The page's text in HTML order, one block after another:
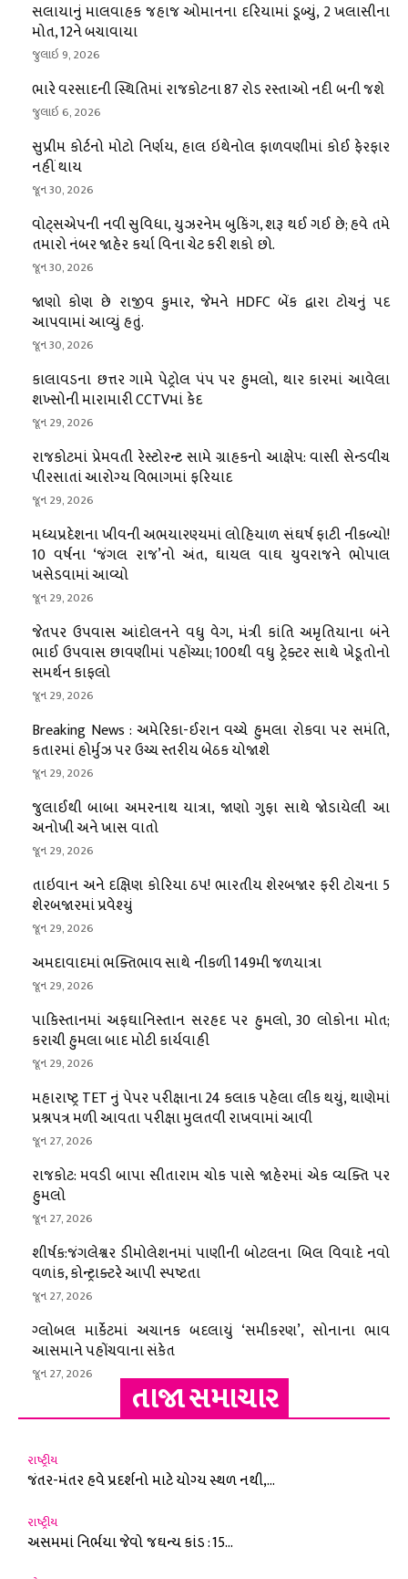
સલાયાનું માલવાહક જહાજ ઓમાનના દરિયામાં ડૂબ્યું, 2 ખલાસીના
મોત, 12ને બચાવાયા
જુલાઇ 9, 2026
ભારે વરસાદની સ્થિતિમાં રાજકોટના 87 રોડ રસ્તાઓ નદી બની જશે
જુલાઇ 6, 2026
સુપ્રીમ કોર્ટનો મોટો નિર્ણય, હાલ ઇથેનોલ ફાળવણીમાં કોઈ ફેરફાર
નહીં થાય
જૂન 30, 2026
વોટ્સએપની નવી સુવિધા, યુઝરનેમ બુકિંગ, શરૂ થઈ ગઈ છે; હવે તમે
તમારો નંબર જાહેર કર્યા વિના ચેટ કરી શકો છો.
જૂન 30, 2026
જાણો કોણ છે રાજીવ કુમાર, જેમને HDFC બેંક દ્વારા ટોચનું પદ
આપવામાં આવ્યું હતું.
જૂન 30, 2026
કાલાવડના છત્તર ગામે પેટ્રોલ પંપ પર હુમલો, થાર કારમાં આવેલા
શખ્સોની મારામારી CCTVમાં કેદ
જૂન 29, 2026
રાજકોટમાં પ્રેમવતી રેસ્ટોરન્ટ સામે ગ્રાહકનો આક્ષેપ: વાસી સેન્ડવીચ
પીરસાતાં આરોગ્ય વિભાગમાં ફરિયાદ
જૂન 29, 2026
મધ્યપ્રદેશના ખીવની અભયારણ્યમાં લોહિયાળ સંઘર્ષ ફાટી નીકળ્યો!
10 વર્ષના ‘જંગલ રાજ’નો અંત, ઘાયલ વાઘ યુવરાજને ભોપાલ
ખસેડવામાં આવ્યો
જૂન 29, 2026
જેતપર ઉપવાસ આંદોલનને વધુ વેગ, મંત્રી કાંતિ અમૃતિયાના બંને
ભાઈ ઉપવાસ છાવણીમાં પહોંચ્યા; 100થી વધુ ટ્રેક્ટર સાથે ખેડૂતોનો
સમર્થન કાફલો
જૂન 29, 2026
Breaking News : અમેરિકા-ઈરાન વચ્ચે હુમલા રોકવા પર સમંતિ,
કતારમાં હોર્મુઝ પર ઉચ્ચ સ્તરીય બેઠક યોજાશે
જૂન 29, 2026
જુલાઈથી બાબા અમરનાથ યાત્રા, જાણો ગુફા સાથે જોડાયેલી આ
અનોખી અને ખાસ વાતો
જૂન 29, 2026
તાઇવાન અને દક્ષિણ કોરિયા ઠપ! ભારતીય શેરબજાર ફરી ટોચના 5
શેરબજારમાં પ્રવેશ્યું
જૂન 29, 2026
અમદાવાદમાં ભક્તિભાવ સાથે નીકળી 149મી જળયાત્રા
જૂન 29, 2026
પાકિસ્તાનમાં અફઘાનિસ્તાન સરહદ પર હુમલો, 30 લોકોના મોત;
કરાચી હુમલા બાદ મોટી કાર્યવાહી
જૂન 29, 2026
મહારાષ્ટ્ર TET નું પેપર પરીક્ષાના 24 કલાક પહેલા લીક થયું, થાણેમાં
પ્રશ્નપત્ર મળી આવતા પરીક્ષા મુલતવી રાખવામાં આવી
જૂન 27, 2026
રાજકોટ: મવડી બાપા સીતારામ ચોક પાસે જાહેરમાં એક વ્યક્તિ પર
હુમલો
જૂન 27, 2026
શીર્ષક:જંગલેશ્વર ડીમોલેશનમાં પાણીની બોટલના બિલ વિવાદે નવો
વળાંક, કોન્ટ્રાક્ટરે આપી સ્પષ્ટતા
જૂન 27, 2026
ગ્લોબલ માર્કેટમાં અચાનક બદલાયું ‘સમીકરણ’, સોનાના ભાવ
આસમાને પહોંચવાના સંકેત
જૂન 27, 2026
તાજા સમાચાર
રાષ્ટ્રીય
જંતર-મંતર હવે પ્રદર્શનો માટે યોગ્ય સ્થળ નથી,...
રાષ્ટ્રીય
અસમમાં નિર્ભયા જેવો જઘન્ય કાંડ : 15...